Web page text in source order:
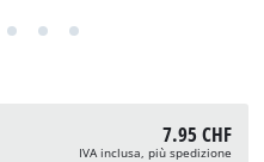
7.95 CHF
IVA inclusa, più spedizione